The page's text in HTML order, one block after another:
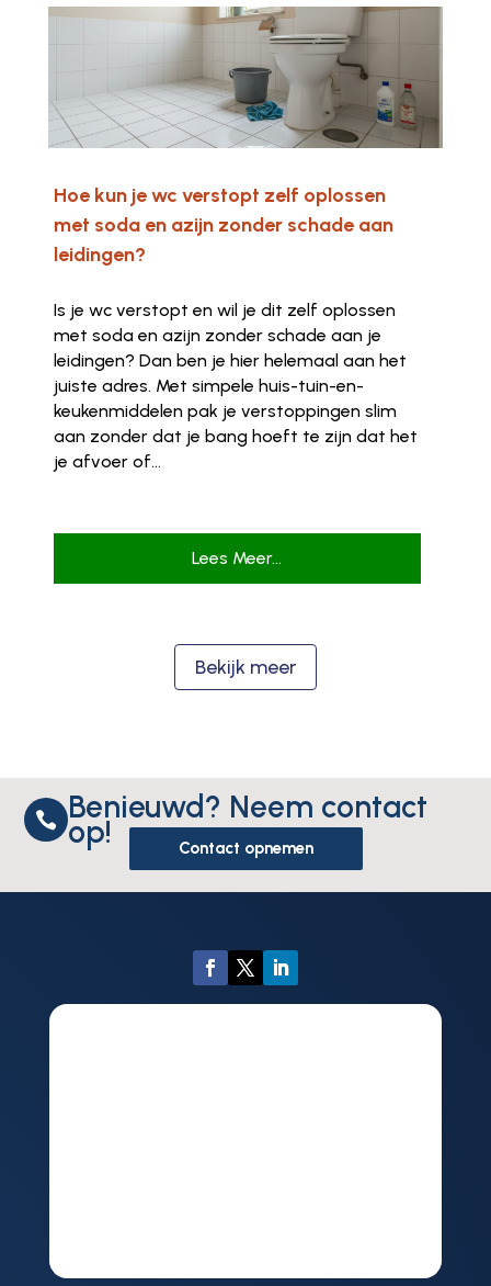
Hoe kun je wc verstopt zelf oplossen
met soda en azijn zonder schade aan
leidingen?
Is je wc verstopt en wil je dit zelf oplossen
met soda en azijn zonder schade aan je
leidingen? Dan ben je hier helemaal aan het
juiste adres. Met simpele huis-tuin-en-
keukenmiddelen pak je verstoppingen slim
aan zonder dat je bang hoeft te zijn dat het
je afvoer of...
Lees Meer...
Bekijk meer
 Benieuwd? Neem contact
op! Contact opnemen